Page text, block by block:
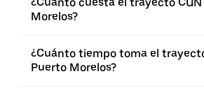
Morelos?
¿Cuánto tiempo toma el
Puerto Morelos?